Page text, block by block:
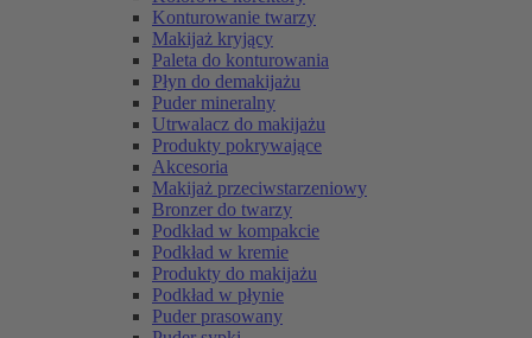
Konturowanie twarzy
Makijaż kryjący
Paleta do konturowania
Płyn do demakijażu
Puder mineralny
Utrwalacz do makijażu
Produkty pokrywające
Akcesoria
Makijaż przeciwstarzeniowy
Bronzer do twarzy
Podkład w kompakcie
Podkład w kremie
Produkty do makijażu
Podkład w płynie
Puder prasowany